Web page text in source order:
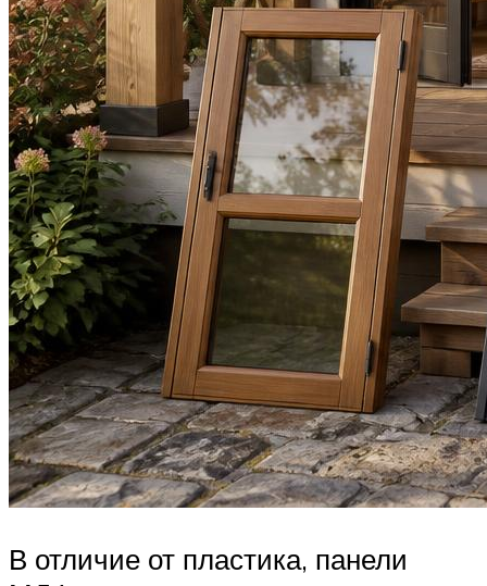
В отличие от пластика, панели